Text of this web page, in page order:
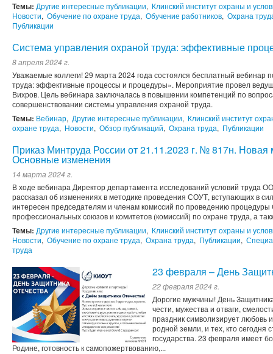
Темы: Другие интересные публикации, Клинский институт охраны и
Новости, Обучение по охране труда, Обучение работников, Охрана
Публикации
Система управления охраной труда: эффективные
8 апреля 2024 г.
Уважаемые коллеги! 29 марта 2024 года состоялся бесплатный вебинар
труда: эффективные процессы и процедуры». Мероприятие провел
Вихров. Цель вебинара заключалась в повышении компетенций по
совершенствовании системы управления охраной труда.
Темы: Вебинар, Другие интересные публикации, Клинский институт
охране труда, Новости, Обзор публикаций, Охрана труда, Публикации
Приказ Минтруда России от 21.11.2023 г. № 817н.
Основные изменения
14 марта 2024 г.
В ходе вебинара Директор департамента исследований условий
рассказал об изменениях в методике проведения СОУТ, вступающих в
интересен председателям и членам комиссий по проведению
профессиональных союзов и комитетов (комиссий) по охране труда, а
Темы: Другие интересные публикации, Клинский институт охраны и
Новости, Обучение по охране труда, Охрана труда, Публикации,
труда
23 февраля – День
22 февраля 2024 г.
Дорогие мужчины! День
чести, мужества и отваги,
праздник символизирует любовь
родной земли, и тех, кто сегодня
государства. 23 февраля имеет
Родине, готовность к самопожертвованию,...